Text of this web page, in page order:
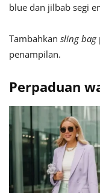
blue dan jilbab segi
Tambahkan sling bag
penampilan.
Perpaduan